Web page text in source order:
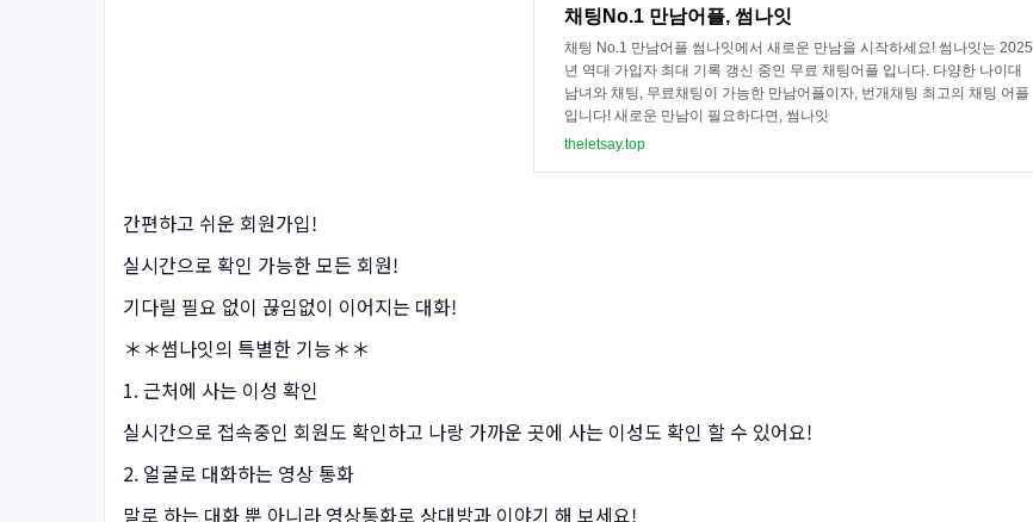
채팅No.1 만남어플, 썸나잇
채팅 No.1 만남어플 썸나잇에서 새로운 만남을 시작하세요! 썸나잇는 2025
년 역대 가입자 최대 기록 갱신 중인 무료 채팅어플 입니다. 다양한 나이대
남녀와 채팅, 무료채팅이 가능한 만남어플이자, 번개채팅 최고의 채팅 어플
입니다! 새로운 만남이 필요하다면, 썸나잇
theletsay.top
간편하고 쉬운 회원가입!
실시간으로 확인 가능한 모든 회원!
기다릴 필요 없이 끊임없이 이어지는 대화!
＊＊썸나잇의 특별한 기능＊＊
1. 근처에 사는 이성 확인
실시간으로 접속중인 회원도 확인하고 나랑 가까운 곳에 사는 이성도 확인 할 수 있어요!
2. 얼굴로 대화하는 영상 통화
말로 하는 대화 뿐 아니라 영상통화로 상대방과 이야기 해 보세요!